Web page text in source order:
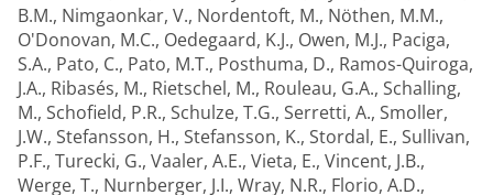
B.M., Nimgaonkar, V., Nordentoft, M., Nöthen, M.M.,
O'Donovan, M.C., Oedegaard, K.J., Owen, M.J., Paciga,
S.A., Pato, C., Pato, M.T., Posthuma, D., Ramos-Quiroga,
J.A., Ribasés, M., Rietschel, M., Rouleau, G.A., Schalling,
M., Schofield, P.R., Schulze, T.G., Serretti, A., Smoller,
J.W., Stefansson, H., Stefansson, K., Stordal, E., Sullivan,
P.F., Turecki, G., Vaaler, A.E., Vieta, E., Vincent, J.B.,
Werge, T., Nurnberger, J.I., Wray, N.R., Florio, A.D.,